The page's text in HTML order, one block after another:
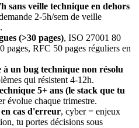
sans veille technique en dehors
2-5h/sem de veille
(>30 pages), ISO 27001 80
pages, RFC 50 pages réguliers en
à un bug technique non résolu
qui résistent 4-12h.
5+ ans (le stack que tu
évolue chaque trimestre.
cas d'erreur, cyber = enjeux
tu portes décisions sous